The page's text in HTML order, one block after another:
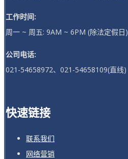
工作时间:
周一 ~ 周五: 9AM ~ 6PM (除法定假日)
公司电话:
021-54658972、021-54658109(直线)
快速链接
联系我们
网络营销